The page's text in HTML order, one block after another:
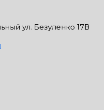
ул. Безуленко 17В